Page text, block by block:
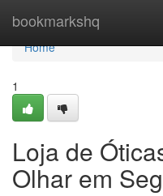
bookmarkshq
Home
Home
1
Loja de
Olhar em